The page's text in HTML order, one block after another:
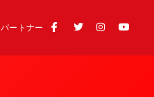
パートナー